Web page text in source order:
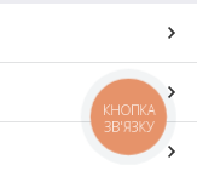
КНОПКА
ЗВ'ЯЗКУ